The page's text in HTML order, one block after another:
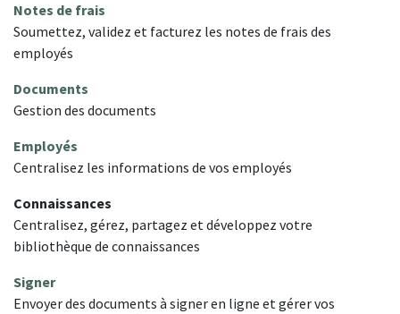
Notes de frais
Soumettez, validez et facturez les notes de frais des
employés
Documents
Gestion des documents
Employés
Centralisez les informations de vos employés
Connaissances
Centralisez, gérez, partagez et développez votre
bibliothèque de connaissances
Signer
Envoyer des documents à signer en ligne et gérer vos